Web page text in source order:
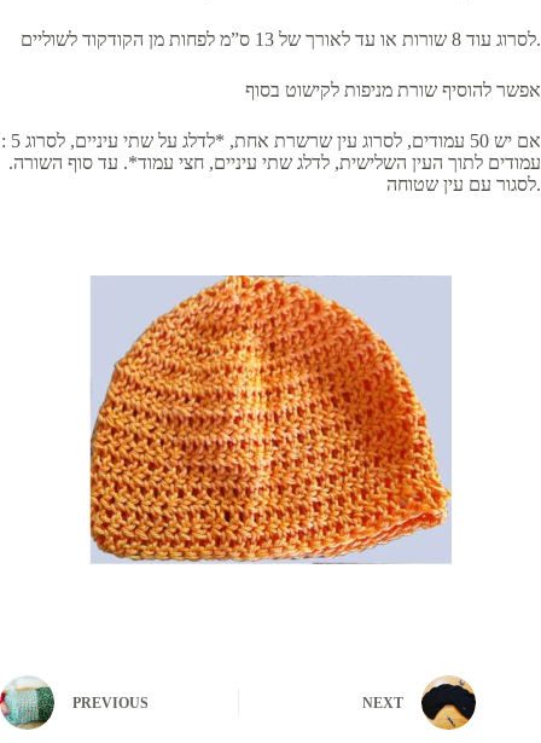
לסרוג עוד 8 שורות או עד לאורך של 13 ס”מ לפחות מן הקודקוד לשוליים.
אפשר להוסיף שורת מניפות לקישוט בסוף
: אם יש 50 עמודים, לסרוג עין שרשרת אחת, *לדלג על שתי עיניים, לסרוג 5
עמודים לתוך העין השלישית, לדלג שתי עיניים, חצי עמוד*. עד סוף השורה.
לסגור עם עין שטוחה.
PREVIOUS NEXT